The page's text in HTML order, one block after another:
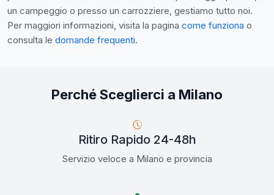
un campeggio o presso un carrozziere, gestiamo tutto noi.
Per maggiori informazioni, visita la pagina come funziona o
consulta le domande frequenti.
Perché Sceglierci a Milano
Ritiro Rapido 24-48h
Servizio veloce a Milano e provincia